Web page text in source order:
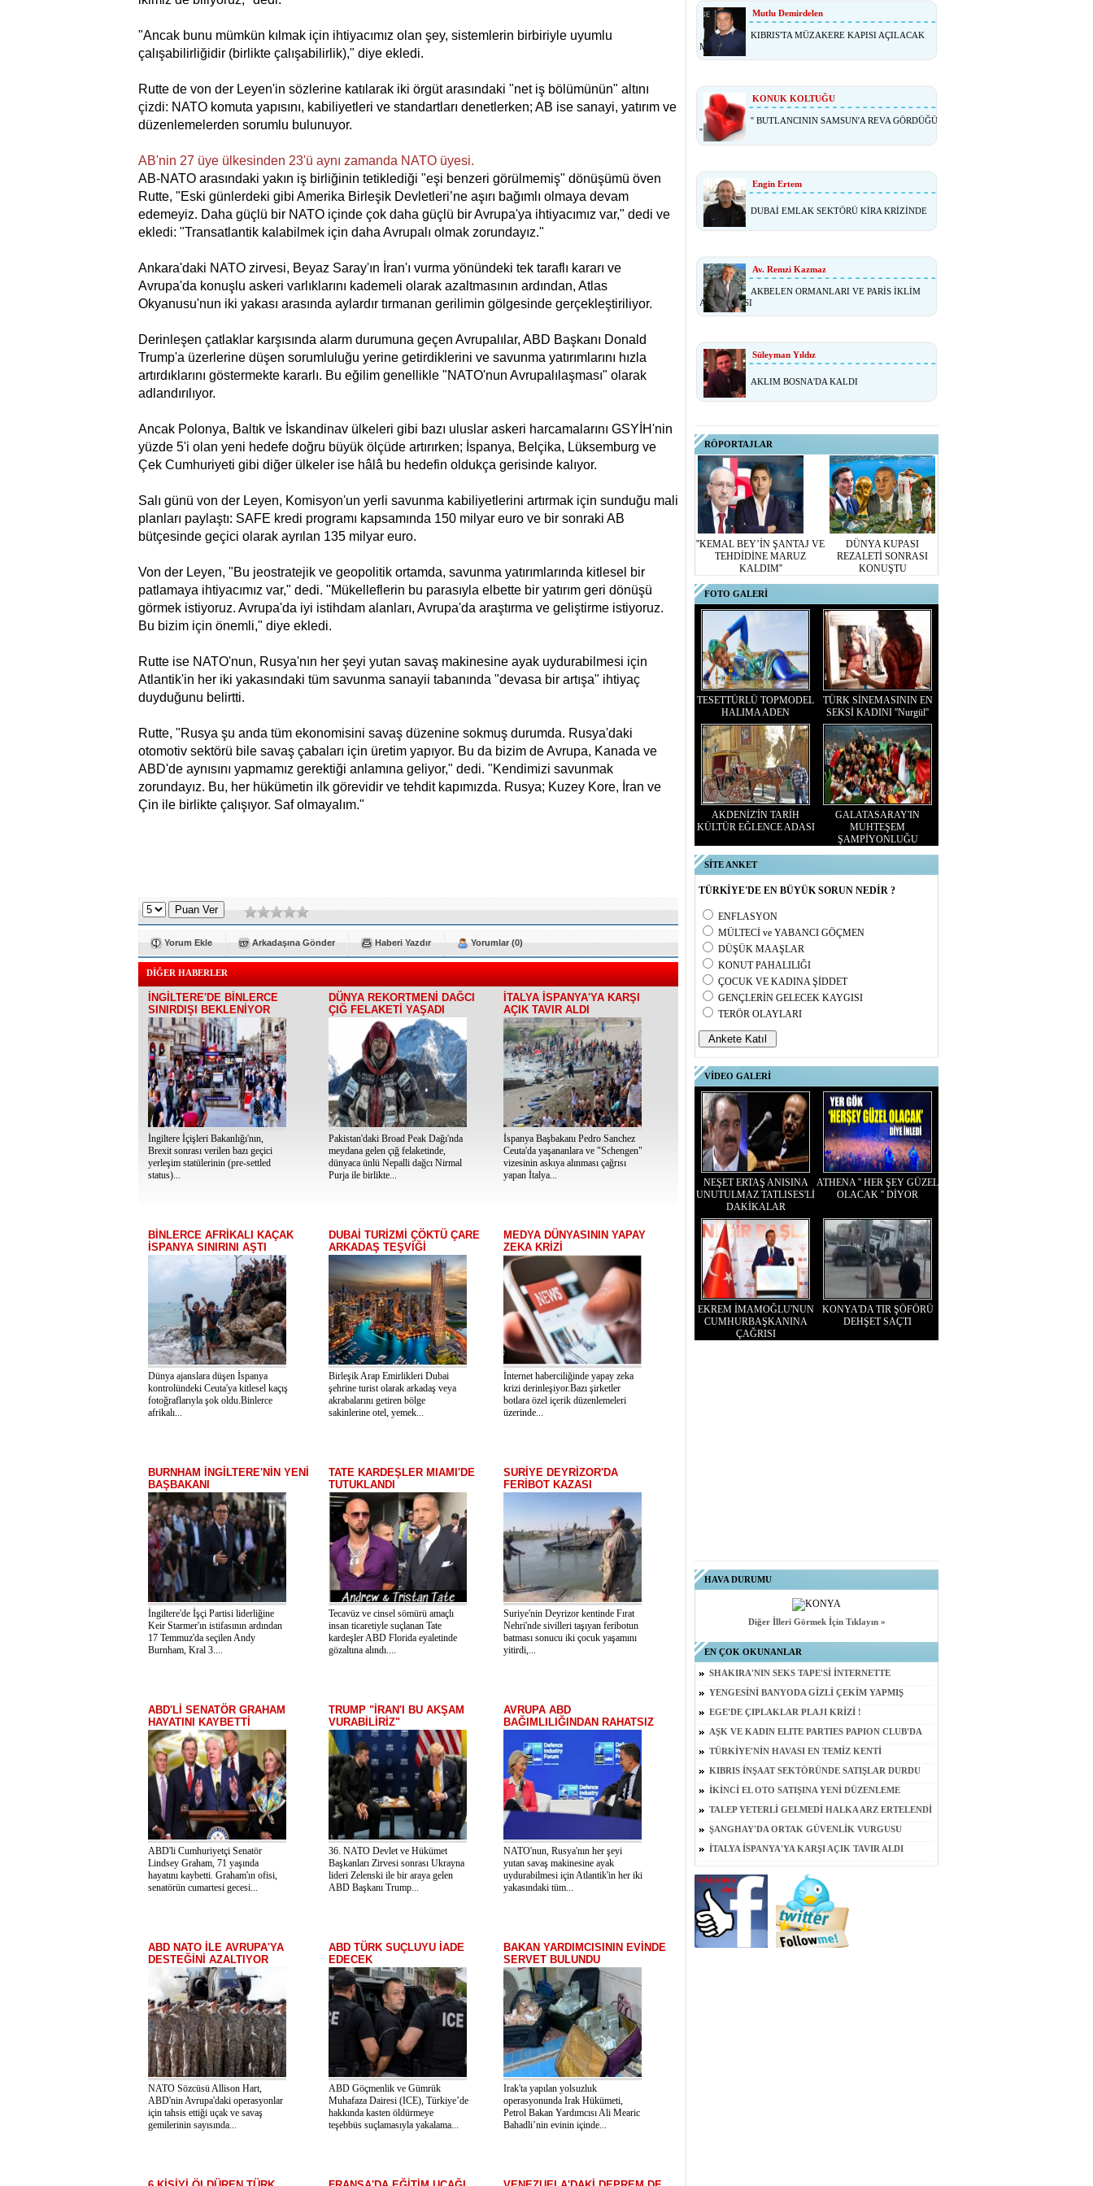
"Ancak bunu mümkün kılmak için ihtiyacımız olan şey, sistemlerin birbiriyle uyumlu
çalışabilirliğidir (birlikte çalışabilirlik)," diye ekledi.
Rutte de von der Leyen'in sözlerine katılarak iki örgüt arasındaki "net iş bölümünün" altını
çizdi: NATO komuta yapısını, kabiliyetleri ve standartları denetlerken; AB ise sanayi, yatırım ve
düzenlemelerden sorumlu bulunuyor.
AB'nin 27 üye ülkesinden 23'ü aynı zamanda NATO üyesi.
AB-NATO arasındaki yakın iş birliğinin tetiklediği "eşi benzeri görülmemiş" dönüşümü öven
Rutte, "Eski günlerdeki gibi Amerika Birleşik Devletleri’ne aşırı bağımlı olmaya devam
edemeyiz. Daha güçlü bir NATO içinde çok daha güçlü bir Avrupa'ya ihtiyacımız var," dedi ve
ekledi: "Transatlantik kalabilmek için daha Avrupalı olmak zorundayız."
Ankara'daki NATO zirvesi, Beyaz Saray'ın İran'ı vurma yönündeki tek taraflı kararı ve
Avrupa'da konuşlu askeri varlıklarını kademeli olarak azaltmasının ardından, Atlas
Okyanusu'nun iki yakası arasında aylardır tırmanan gerilimin gölgesinde gerçekleştiriliyor.
Derinleşen çatlaklar karşısında alarm durumuna geçen Avrupalılar, ABD Başkanı Donald
Trump'a üzerlerine düşen sorumluluğu yerine getirdiklerini ve savunma yatırımlarını hızla
artırdıklarını göstermekte kararlı. Bu eğilim genellikle "NATO'nun Avrupalılaşması" olarak
adlandırılıyor.
Ancak Polonya, Baltık ve İskandinav ülkeleri gibi bazı uluslar askeri harcamalarını GSYİH'nin
yüzde 5'i olan yeni hedefe doğru büyük ölçüde artırırken; İspanya, Belçika, Lüksemburg ve
Çek Cumhuriyeti gibi diğer ülkeler ise hâlâ bu hedefin oldukça gerisinde kalıyor.
Salı günü von der Leyen, Komisyon'un yerli savunma kabiliyetlerini artırmak için sunduğu mali
planları paylaştı: SAFE kredi programı kapsamında 150 milyar euro ve bir sonraki AB
bütçesinde geçici olarak ayrılan 135 milyar euro.
Von der Leyen, "Bu jeostratejik ve geopolitik ortamda, savunma yatırımlarında kitlesel bir
patlamaya ihtiyacımız var," dedi. "Mükelleflerin bu parasıyla elbette bir yatırım geri dönüşü
görmek istiyoruz. Avrupa'da iyi istihdam alanları, Avrupa'da araştırma ve geliştirme istiyoruz.
Bu bizim için önemli," diye ekledi.
Rutte ise NATO'nun, Rusya'nın her şeyi yutan savaş makinesine ayak uydurabilmesi için
Atlantik'in her iki yakasındaki tüm savunma sanayii tabanında "devasa bir artışa" ihtiyaç
duyduğunu belirtti.
Rutte, "Rusya şu anda tüm ekonomisini savaş düzenine sokmuş durumda. Rusya'daki
otomotiv sektörü bile savaş çabaları için üretim yapıyor. Bu da bizim de Avrupa, Kanada ve
ABD'de aynısını yapmamız gerektiği anlamına geliyor," dedi. "Kendimizi savunmak
zorundayız. Bu, her hükümetin ilk görevidir ve tehdit kapımızda. Rusya; Kuzey Kore, İran ve
Çin ile birlikte çalışıyor. Saf olmayalım."
Yorum Ekle Arkadaşına Gönder Haberi Yazdır Yorumlar (0)
DİĞER HABERLER
İNGİLTERE'DE BİNLERCE
SINIRDIŞI BEKLENİYOR
İngiltere İçişleri Bakanlığı'nın,
Brexit sonrası verilen bazı geçici
yerleşim statülerinin (pre-settled
status)...
DÜNYA REKORTMENİ DAĞCI
ÇIĞ FELAKETİ YAŞADI
Pakistan'daki Broad Peak Dağı'nda
meydana gelen çığ felaketinde,
dünyaca ünlü Nepalli dağcı Nirmal
Purja ile birlikte...
İTALYA İSPANYA'YA KARŞI
AÇIK TAVIR ALDI
İspanya Başbakanı Pedro Sanchez
Ceuta'da yaşananlara ve "Schengen"
vizesinin askıya alınması çağrısı
yapan İtalya...
BİNLERCE AFRİKALI KAÇAK
İSPANYA SINIRINI AŞTI
Dünya ajanslara düşen İspanya
kontrolündeki Ceuta'ya kitlesel kaçış
fotoğraflarıyla şok oldu.Binlerce
afrikalı...
DUBAİ TURİZMİ ÇÖKTÜ ÇARE
ARKADAŞ TEŞVİĞİ
Birleşik Arap Emirlikleri Dubai
şehrine turist olarak arkadaş veya
akrabalarını getiren bölge
sakinlerine otel, yemek...
MEDYA DÜNYASININ YAPAY
ZEKA KRİZİ
İnternet haberciliğinde yapay zeka
krizi derinleşiyor.Bazı şirketler
botlara özel içerik düzenlemeleri
üzerinde...
BURNHAM İNGİLTERE'NİN YENİ
BAŞBAKANI
İngiltere'de İşçi Partisi liderliğine
Keir Starmer'ın istifasının ardından
17 Temmuz'da seçilen Andy
Burnham, Kral 3....
TATE KARDEŞLER MIAMI'DE
TUTUKLANDI
Tecavüz ve cinsel sömürü amaçlı
insan ticaretiyle suçlanan Tate
kardeşler ABD Florida eyaletinde
gözaltına alındı....
SURİYE DEYRİZOR'DA
FERİBOT KAZASI
Suriye'nin Deyrizor kentinde Fırat
Nehri'nde sivilleri taşıyan feribotun
batması sonucu iki çocuk yaşamını
yitirdi,...
ABD'Lİ SENATÖR GRAHAM
HAYATINI KAYBETTİ
ABD'li Cumhuriyetçi Senatör
Lindsey Graham, 71 yaşında
hayatını kaybetti. Graham'ın ofisi,
senatörün cumartesi gecesi...
TRUMP "İRAN'I BU AKŞAM
VURABİLİRİZ"
36. NATO Devlet ve Hükümet
Başkanları Zirvesi sonrası Ukrayna
lideri Zelenski ile bir araya gelen
ABD Başkanı Trump...
AVRUPA ABD
BAĞIMLILIĞINDAN RAHATSIZ
NATO'nun, Rusya'nın her şeyi
yutan savaş makinesine ayak
uydurabilmesi için Atlantik'in her iki
yakasındaki tüm...
ABD NATO İLE AVRUPA'YA
DESTEĞİNİ AZALTIYOR
NATO Sözcüsü Allison Hart,
ABD'nin Avrupa'daki operasyonlar
için tahsis ettiği uçak ve savaş
gemilerinin sayısında...
ABD TÜRK SUÇLUYU İADE
EDECEK
ABD Göçmenlik ve Gümrük
Muhafaza Dairesi (ICE), Türkiye’de
hakkında kasten öldürmeye
teşebbüs suçlamasıyla yakalama...
BAKAN YARDIMCISININ EVİNDE
SERVET BULUNDU
Irak'ta yapılan yolsuzluk
operasyonunda Irak Hükümeti,
Petrol Bakan Yardımcısı Ali Mearic
Bahadli’nin evinin içinde...
Mutlu Demirdelen
KIBRIS'TA MÜZAKERE KAPISI AÇILACAK
MI?
KONUK KOLTUĞU
'' BUTLANCININ SAMSUN'A REVA GÖRDÜĞÜ
''
Engin Ertem
DUBAİ EMLAK SEKTÖRÜ KİRA KRİZİNDE
Av. Remzi Kazmaz
AKBELEN ORMANLARI VE PARİS İKLİM
ANLAŞMASI
Süleyman Yıldız
AKLIM BOSNA'DA KALDI
RÖPORTAJLAR
''KEMAL BEY’İN ŞANTAJ VE
TEHDİDİNE MARUZ
KALDIM''
DÜNYA KUPASI
REZALETİ SONRASI
KONUŞTU
FOTO GALERİ
TESETTÜRLÜ TOPMODEL
HALIMA ADEN
TÜRK SİNEMASININ EN
SEKSİ KADINI ''Nurgül''
AKDENİZ'İN TARİH
KÜLTÜR EĞLENCE ADASI
GALATASARAY'IN
MUHTEŞEM
ŞAMPİYONLUĞU
SİTE ANKET
TÜRKİYE'DE EN BÜYÜK SORUN NEDİR ?
ENFLASYON
MÜLTECİ ve YABANCI GÖÇMEN
DÜŞÜK MAAŞLAR
KONUT PAHALILIĞI
ÇOCUK VE KADINA ŞİDDET
GENÇLERİN GELECEK KAYGISI
TERÖR OLAYLARI
VİDEO GALERİ
NEŞET ERTAŞ ANISINA
UNUTULMAZ TATLISES'Lİ
DAKİKALAR
ATHENA '' HER ŞEY GÜZEL
OLACAK '' DİYOR
EKREM İMAMOĞLU'NUN
CUMHURBAŞKANINA
ÇAĞRISI
KONYA'DA TIR ŞÖFÖRÜ
DEHŞET SAÇTI
HAVA DURUMU
Diğer İlleri Görmek İçin Tıklayın »
EN ÇOK OKUNANLAR
SHAKIRA'NIN SEKS TAPE'Sİ İNTERNETTE
YENGESİNİ BANYODA GİZLİ ÇEKİM YAPMIŞ
EGE'DE ÇIPLAKLAR PLAJI KRİZİ !
AŞK VE KADIN ELITE PARTIES PAPION CLUB'DA
TÜRKİYE'NİN HAVASI EN TEMİZ KENTİ
KIBRIS İNŞAAT SEKTÖRÜNDE SATIŞLAR DURDU
İKİNCİ EL OTO SATIŞINA YENİ DÜZENLEME
TALEP YETERLİ GELMEDİ HALKA ARZ ERTELENDİ
ŞANGHAY'DA ORTAK GÜVENLİK VURGUSU
İTALYA İSPANYA'YA KARŞI AÇIK TAVIR ALDI